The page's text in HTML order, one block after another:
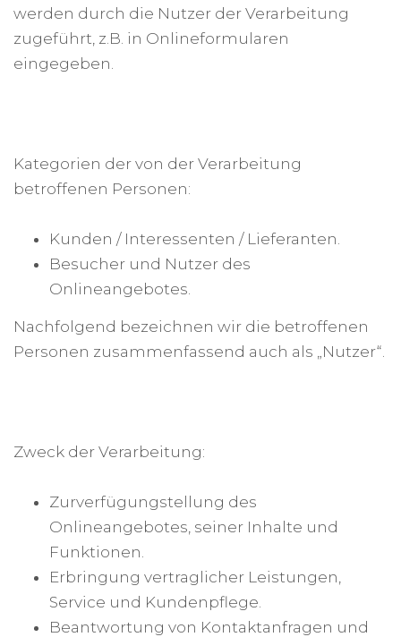
werden durch die Nutzer der Verarbeitung
zugeführt, z.B. in Onlineformularen
eingegeben.
Kategorien der von der Verarbeitung
betroffenen Personen:
Kunden / Interessenten / Lieferanten.
Besucher und Nutzer des
Onlineangebotes.
Nachfolgend bezeichnen wir die betroffenen
Personen zusammenfassend auch als „Nutzer“.
Zweck der Verarbeitung:
Zurverfügungstellung des
Onlineangebotes, seiner Inhalte und
Funktionen.
Erbringung vertraglicher Leistungen,
Service und Kundenpflege.
Beantwortung von Kontaktanfragen und